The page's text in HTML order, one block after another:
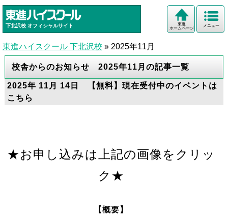
下北沢校 オフィシャルサイト メニュー
東進
ホームページ
東進ハイスクール 下北沢校 » 2025年11月
校舎からのお知らせ 2025年11月の記事一覧
2025年 11月 14日 【無料】現在受付中のイベントは
こちら
★お申し込みは上記の画像をクリッ
ク★
【概要】